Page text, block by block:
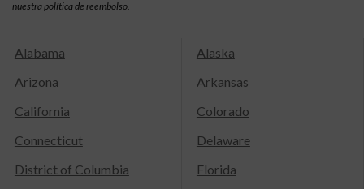
nuestra política de reembolso.
Alabama
Alaska
Arizona
Arkansas
California
Colorado
Connecticut
Delaware
District of Columbia
Florida